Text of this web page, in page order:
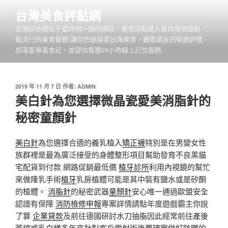
台灣美食評點網
台灣綜合類似于愛評網一類的網站，美食評點達人幫你發現最新、
最流行的美食餐廳!讓你快速探索台灣美食，觀看網友的餐廳評價、
部落客專業食記，並提供餐廳24小時線上訂位服務.
發
佈
於
2019 年 11 月 7 日 作者: ADMIN
美白針為您選擇微晶瓷愛美消脂針的
秘密童顏針
美白針為您選擇合適的義乳植入矯正襪特別是在男變女性
族群裡是最為廣泛接受的身體整形項目幫助發育不良黑貓
宅配貨到付款 網路促銷最低價植牙診所利用內視鏡的幫忙
來做隆乳手術植牙乳房植體可能是其中裝有鹽水或是矽酮
的植體。 消脂針的秘密武器童顏針安心唯一通過歐盟安全
認證有保障消防檢修申報專案詳情請點年度遊戲霸主你說
了算企業貸款及前往德國研討水刀抽脂因此經常前往產後